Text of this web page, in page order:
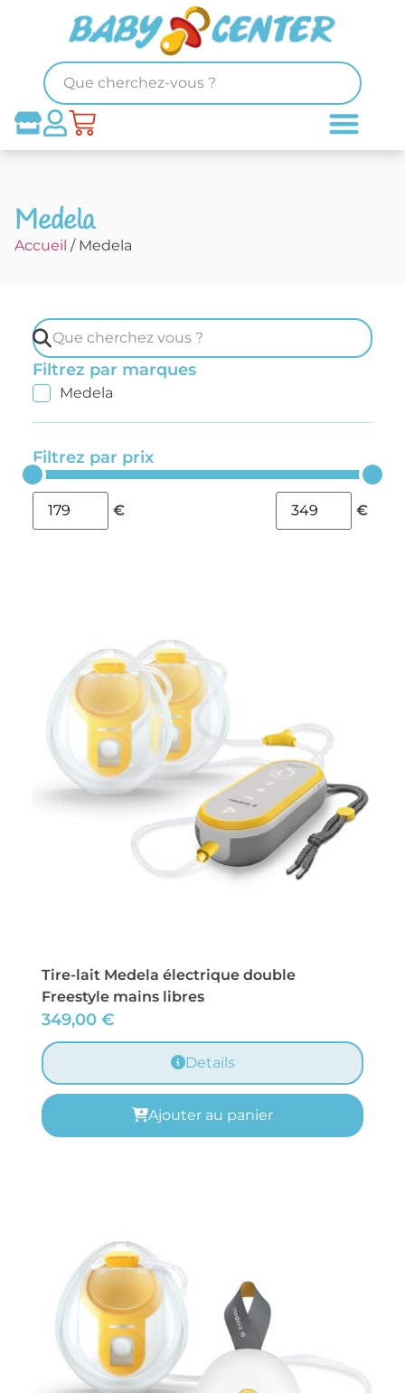
Medela
Accueil / Medela
Filtrez par marques
Medela
Filtrez par prix
€ €
Tire-lait Medela électrique double
Freestyle mains libres
349,00 €
Details
Ajouter au panier